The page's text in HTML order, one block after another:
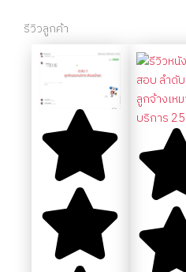
รีวิวลูกค้า